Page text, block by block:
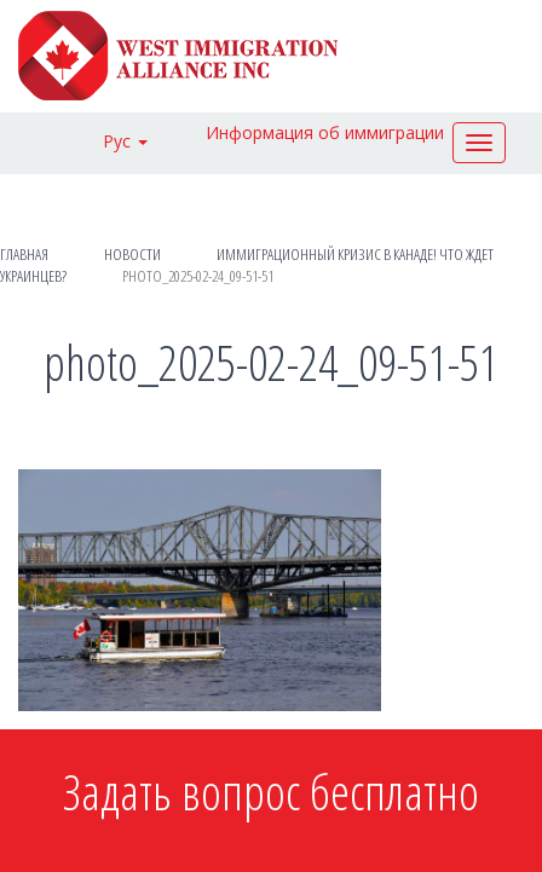
Toggle
Информация об иммиграции
Рус
ГЛАВНАЯ НОВОСТИ
ИММИГРАЦИОННЫЙ КРИЗИС В КАНАДЕ! ЧТО ЖДЕТ
УКРАИНЦЕВ?
PHOTO_2025-02-24_09-51-51
photo_2025-02-24_09-51-51
Задать вопрос бесплатно